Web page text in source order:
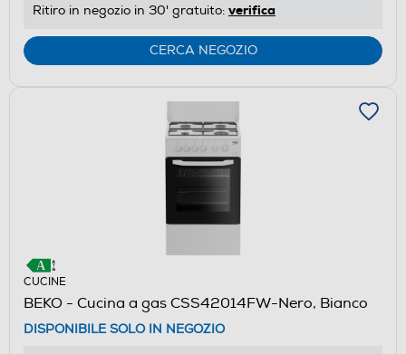
Ritiro in negozio in 30' gratuito: verifica
CERCA NEGOZIO
CUCINE
BEKO - Cucina a gas CSS42014FW-Nero, Bianco
DISPONIBILE SOLO IN NEGOZIO